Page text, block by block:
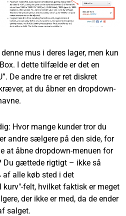
mus i deres lager, men kun
I dette tilfælde er det en
De andre tre er ret diskret
at du åbner en dropdown-
Hvor mange kunder tror du
andre sælgere på den side, for
at åbne dropdown-menuen for
Du gættede rigtigt – ikke så
af alle køb sted i det
felt, hvilket faktisk er meget
der ikke er med, da de ender
salget.